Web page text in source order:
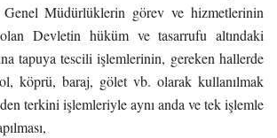
Genel Müdürlüklerin görev ve hizmetlerinin
Devletin hüküm ve tasarrufu altındaki
tapuya tescili işlemlerinin, gereken hallerde
köprü, baraj, gölet vb. olarak kullanılmak
terkini işlemleriyle aynı anda ve tek işlemle